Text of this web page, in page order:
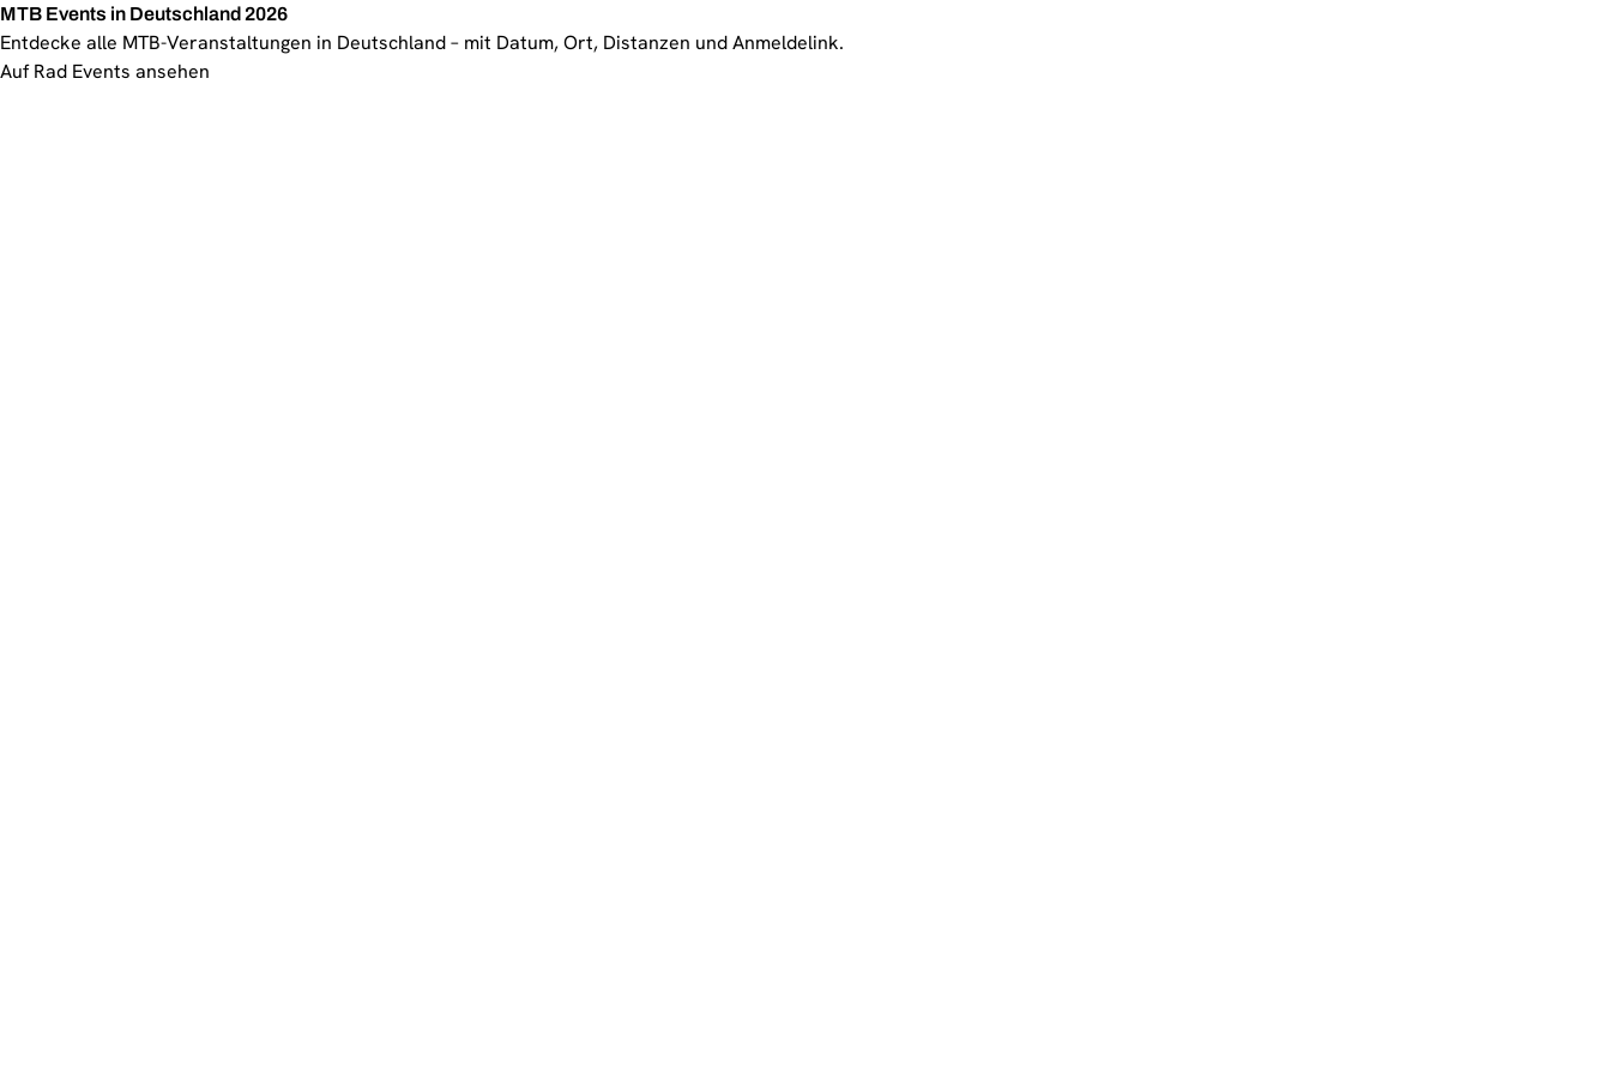
MTB Events in Deutschland 2026
Entdecke alle MTB-Veranstaltungen in Deutschland – mit Datum, Ort, Distanzen und Anmeldelink.
Auf Rad Events ansehen